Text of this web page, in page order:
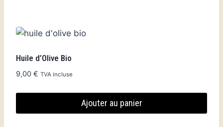
Huile d’Olive Bio
9,00 € TVA incluse
Ajouter au panier